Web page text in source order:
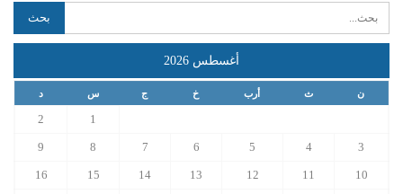
أغسطس 2026
ن ث أرب خ ج س د
1
2
3
4
5
6
7
8
9
10
11
12
13
14
15
16